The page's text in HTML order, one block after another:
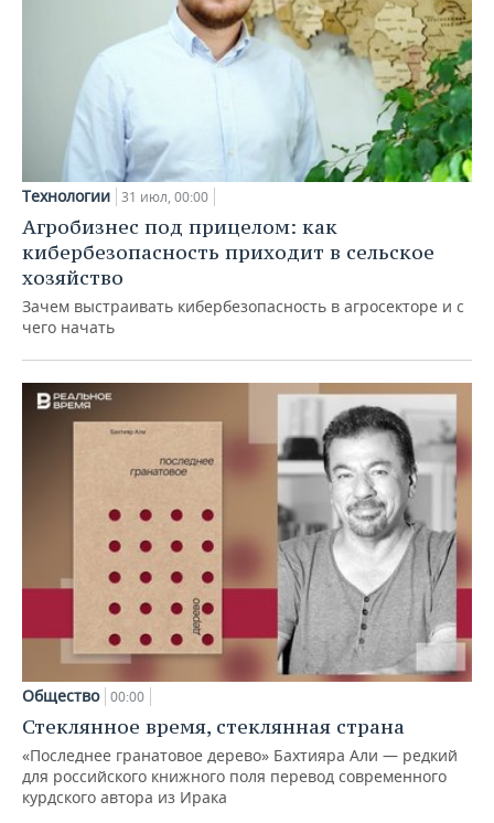
Технологии 31 июл, 00:00
Агробизнес под прицелом: как
кибербезопасность приходит в сельское
хозяйство
Зачем выстраивать кибербезопасность в агросекторе и с
чего начать
Общество 00:00
Стеклянное время, стеклянная страна
«Последнее гранатовое дерево» Бахтияра Али — редкий
для российского книжного поля перевод современного
курдского автора из Ирака